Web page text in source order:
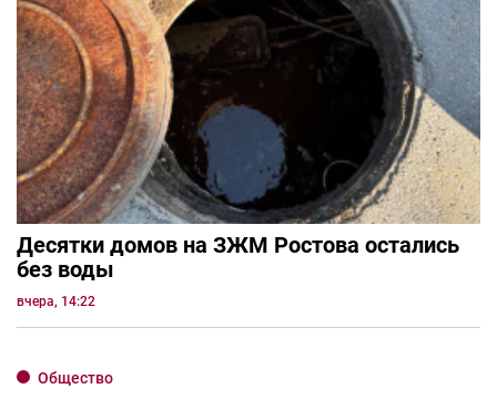
Десятки домов на ЗЖМ Ростова остались
без воды
вчера, 14:22
Общество